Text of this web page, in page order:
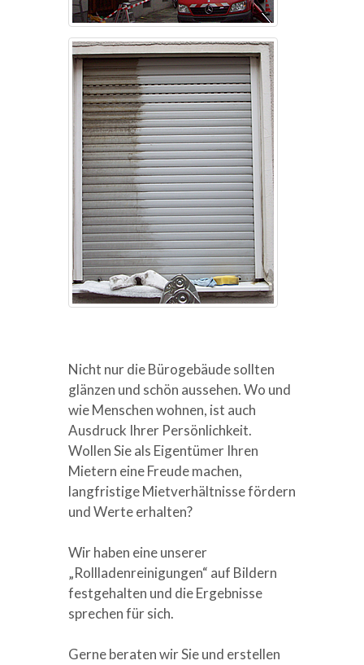
Nicht nur die Bürogebäude sollten
glänzen und schön aussehen. Wo und
wie Menschen wohnen, ist auch
Ausdruck Ihrer Persönlichkeit.
Wollen Sie als Eigentümer Ihren
Mietern eine Freude machen,
langfristige Mietverhältnisse fördern
und Werte erhalten?
Wir haben eine unserer
„Rollladenreinigungen“ auf Bildern
festgehalten und die Ergebnisse
sprechen für sich.
Gerne beraten wir Sie und erstellen